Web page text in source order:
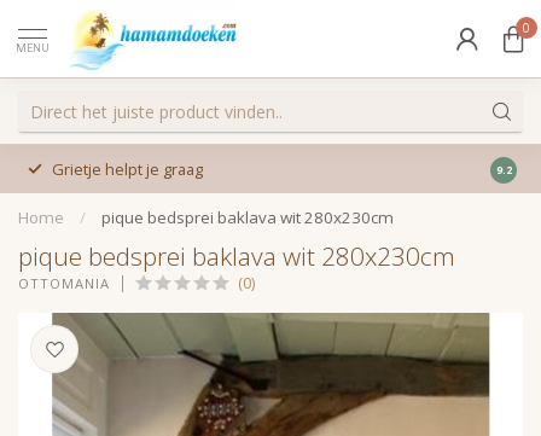
MENU
0
Grietje helpt je graag 9.2
Home / pique bedsprei baklava wit 280x230cm
pique bedsprei baklava wit 280x230cm
OTTOMANIA (0)